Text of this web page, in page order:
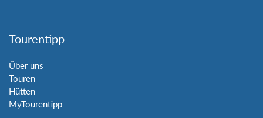
Tourentipp
Über uns
Touren
Hütten
MyTourentipp